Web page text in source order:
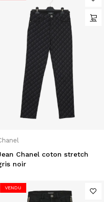
Chanel coton stretch
noir
VENDU